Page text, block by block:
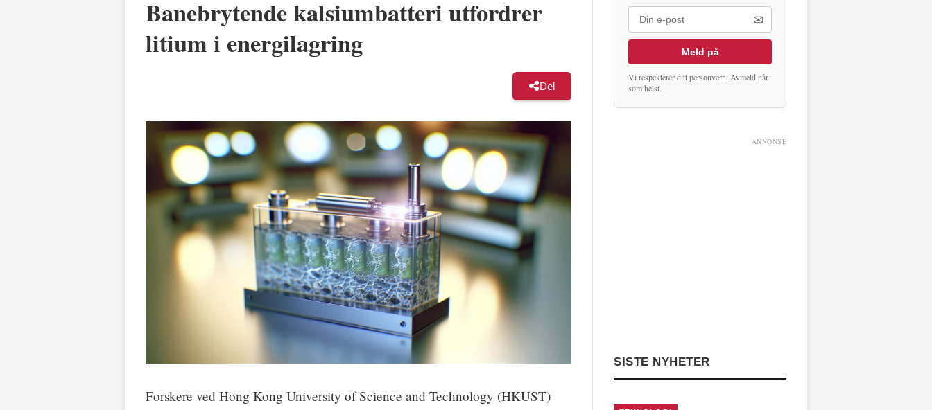
Banebrytende kalsiumbatteri utfordrer
litium i energilagring
Del
Forskere ved Hong Kong University of Science and Technology (HKUST)
✉
Meld på
Vi respekterer ditt personvern. Avmeld når
som helst.
ANNONSE
SISTE NYHETER